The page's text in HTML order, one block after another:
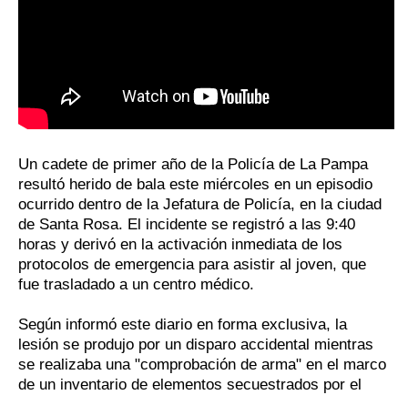
Un cadete de primer año de la Policía de La Pampa
resultó herido de bala este miércoles en un episodio
ocurrido dentro de la Jefatura de Policía, en la ciudad
de Santa Rosa. El incidente se registró a las 9:40
horas y derivó en la activación inmediata de los
protocolos de emergencia para asistir al joven, que
fue trasladado a un centro médico.
Según informó este diario en forma exclusiva, la
lesión se produjo por un disparo accidental mientras
se realizaba una "comprobación de arma" en el marco
de un inventario de elementos secuestrados por el